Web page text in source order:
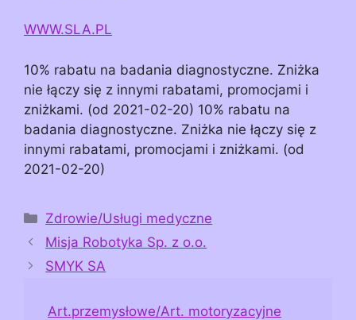
WWW.SLA.PL
10% rabatu na badania diagnostyczne. Zniżka
nie łączy się z innymi rabatami, promocjami i
zniżkami. (od 2021-02-20) 10% rabatu na
badania diagnostyczne. Zniżka nie łączy się z
innymi rabatami, promocjami i zniżkami. (od
2021-02-20)
Kategorie
Zdrowie/Usługi medyczne
Misja Robotyka Sp. z o.o.
SMYK SA
Art.przemysłowe/Art. motoryzacyjne